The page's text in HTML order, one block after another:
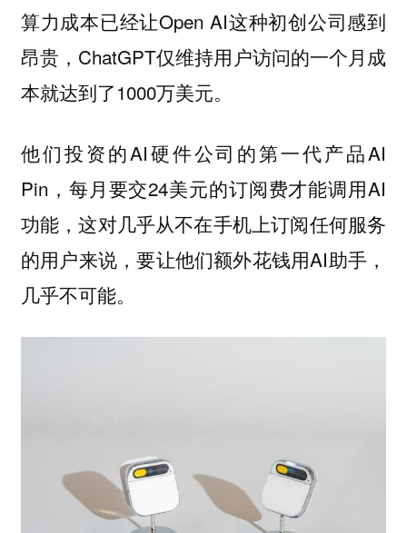
算力成本已经让Open AI这种初创公司感到
昂贵，ChatGPT仅维持用户访问的一个月成
本就达到了1000万美元。
他们投资的AI硬件公司的第一代产品AI
Pin，每月要交24美元的订阅费才能调用AI
功能，这对几乎从不在手机上订阅任何服务
的用户来说，要让他们额外花钱用AI助手，
几乎不可能。